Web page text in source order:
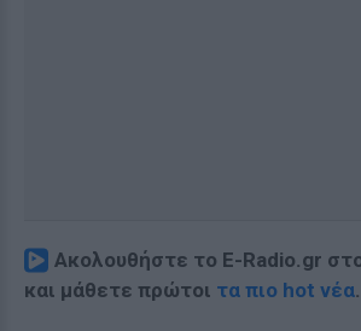
Ακολουθήστε το E-Radio.gr
και μάθετε πρώτοι τα πιο hot νέα.